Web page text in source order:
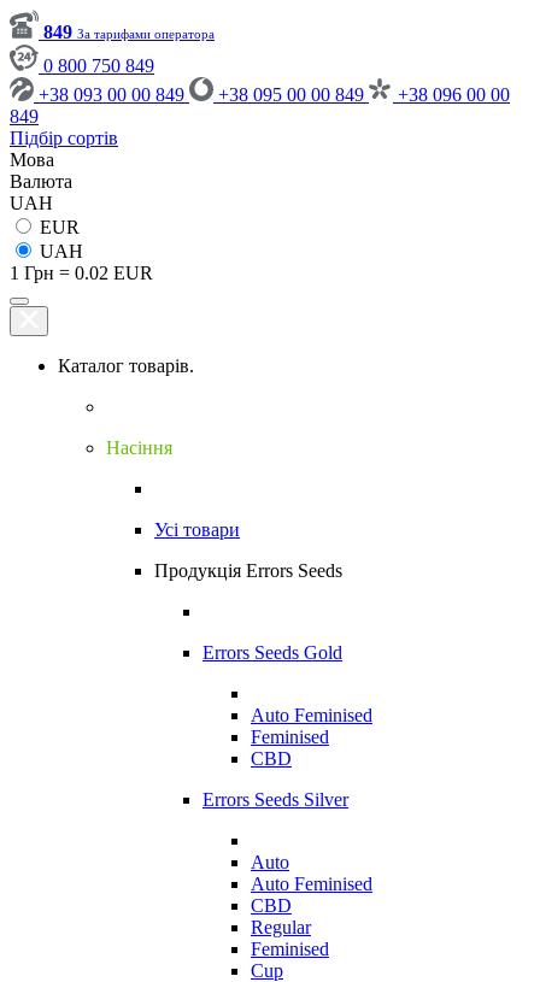
849 За тарифами оператора
0 800 750 849
+38 093 00 00 849
+38 095 00 00 849
+38 096 00 00
849
Підбір сортів
Мова
Валюта
UAH
EUR
UAH
1 Грн = 0.02 EUR
Каталог товарів.
Насіння
Усі товари
Продукція Errors Seeds
Errors Seeds Gold
Auto Feminised
Feminised
CBD
Errors Seeds Silver
Auto
Auto Feminised
CBD
Regular
Feminised
Cup